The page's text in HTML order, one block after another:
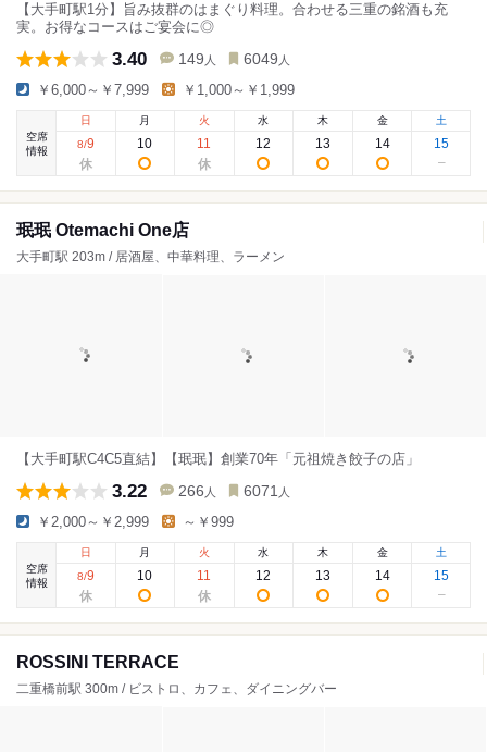
【大手町駅1分】旨み抜群のはまぐり料理。合わせる三重の銘酒も充
実。お得なコースはご宴会に◎
3.40 149 人 6049 人
￥6,000～￥7,999 ￥1,000～￥1,999
空席
情報
日
8/9
月
10
火
11
水
12
木
13
金
14
土
15
珉珉 Otemachi One店
大手町駅 203m / 居酒屋、中華料理、ラーメン
【大手町駅C4C5直結】【珉珉】創業70年「元祖焼き餃子の店」
3.22 266 人 6071 人
￥2,000～￥2,999 ～￥999
空席
情報
日
8/9
月
10
火
11
水
12
木
13
金
14
土
15
ROSSINI TERRACE
二重橋前駅 300m / ビストロ、カフェ、ダイニングバー